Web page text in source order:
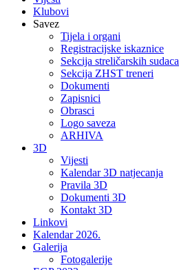
Klubovi
Savez
Tijela i organi
Registracijske iskaznice
Sekcija streličarskih sudaca
Sekcija ZHST treneri
Dokumenti
Zapisnici
Obrasci
Logo saveza
ARHIVA
3D
Vijesti
Kalendar 3D natjecanja
Pravila 3D
Dokumenti 3D
Kontakt 3D
Linkovi
Kalendar 2026.
Galerija
Fotogalerije